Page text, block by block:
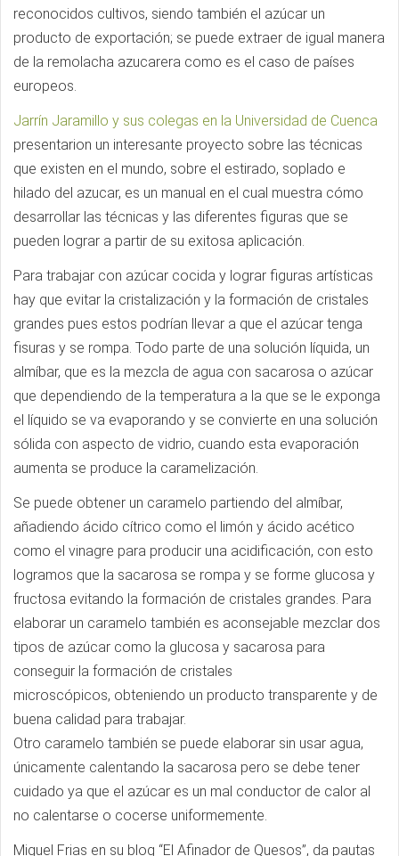
reconocidos cultivos, siendo también el azúcar un
producto de exportación; se puede extraer de igual manera
de la remolacha azucarera como es el caso de países
europeos.
Jarrín Jaramillo y sus colegas en la Universidad de Cuenca
presentarion un interesante proyecto sobre las técnicas
que existen en el mundo, sobre el estirado, soplado e
hilado del azucar, es un manual en el cual muestra cómo
desarrollar las técnicas y las diferentes figuras que se
pueden lograr a partir de su exitosa aplicación.
Para trabajar con azúcar cocida y lograr figuras artísticas
hay que evitar la cristalización y la formación de cristales
grandes pues estos podrían llevar a que el azúcar tenga
fisuras y se rompa. Todo parte de una solución líquida, un
almíbar, que es la mezcla de agua con sacarosa o azúcar
que dependiendo de la temperatura a la que se le exponga
el líquido se va evaporando y se convierte en una solución
sólida con aspecto de vidrio, cuando esta evaporación
aumenta se produce la caramelización.
Se puede obtener un caramelo partiendo del almíbar,
añadiendo ácido cítrico como el limón y ácido acético
como el vinagre para producir una acidificación, con esto
logramos que la sacarosa se rompa y se forme glucosa y
fructosa evitando la formación de cristales grandes. Para
elaborar un caramelo también es aconsejable mezclar dos
tipos de azúcar como la glucosa y sacarosa para
conseguir la formación de cristales
microscópicos, obteniendo un producto transparente y de
buena calidad para trabajar.
Otro caramelo también se puede elaborar sin usar agua,
únicamente calentando la sacarosa pero se debe tener
cuidado ya que el azúcar es un mal conductor de calor al
no calentarse o cocerse uniformemente.
Miguel Frias en su blog “El Afinador de Quesos”, da pautas